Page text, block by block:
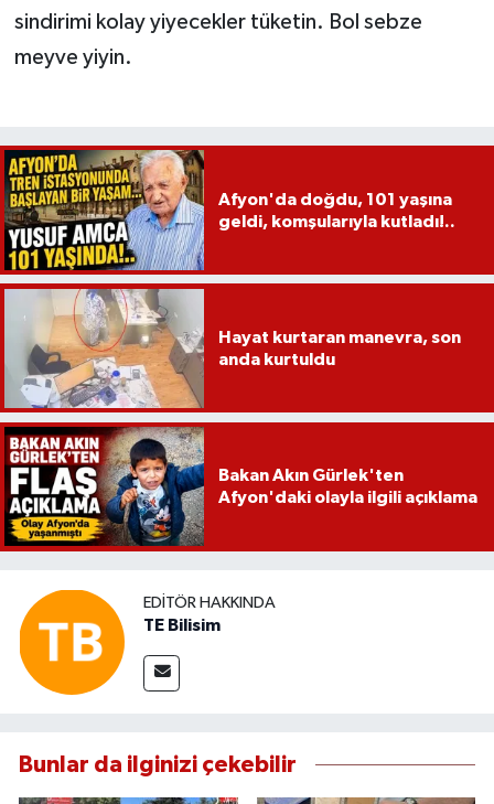
sindirimi kolay yiyecekler tüketin. Bol sebze
meyve yiyin.
Afyon'da doğdu, 101 yaşına
geldi, komşularıyla kutladı!..
Hayat kurtaran manevra, son
anda kurtuldu
Bakan Akın Gürlek'ten
Afyon'daki olayla ilgili açıklama
EDITÖR HAKKINDA
TE Bilisim
Bunlar da ilginizi çekebilir